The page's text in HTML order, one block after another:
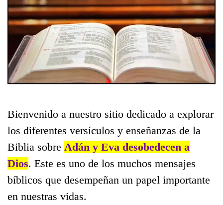
Bienvenido a nuestro sitio dedicado a explorar
los diferentes versículos y enseñanzas de la
Biblia sobre Adán y Eva desobedecen a
Dios. Este es uno de los muchos mensajes
bíblicos que desempeñan un papel importante
en nuestras vidas.